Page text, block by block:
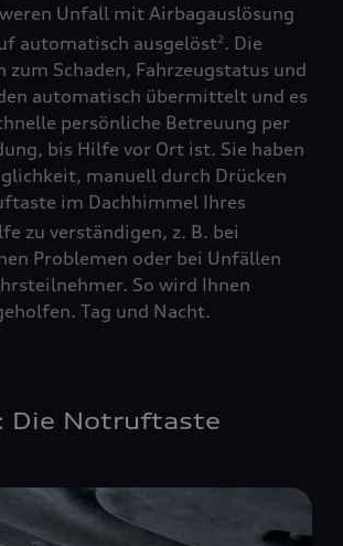
Unfall mit Airbagauslösung
automatisch ausgelöst2 . Die
Schaden, Fahrzeugstatus und
automatisch übermittelt und es
persönliche Betreuung per
bis Hilfe vor Ort ist. Sie haben
manuell durch Drücken
im Dachhimmel Ihres
zu verständigen, z. B. bei
Problemen oder bei Unfällen
So wird Ihnen
Tag und Nacht.
Die Notruftaste